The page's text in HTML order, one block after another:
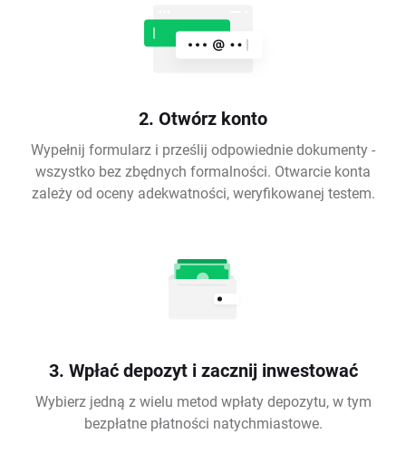
2. Otwórz konto
Wypełnij formularz i prześlij odpowiednie dokumenty -
wszystko bez zbędnych formalności. Otwarcie konta
zależy od oceny adekwatności, weryfikowanej testem.
3. Wpłać depozyt i zacznij inwestować
Wybierz jedną z wielu metod wpłaty depozytu, w tym
bezpłatne płatności natychmiastowe.